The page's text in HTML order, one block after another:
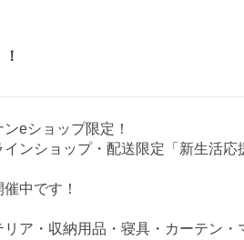
ンeショップ限定！
インショップ・配送限定「新生活応
催中です！
リア・収納用品・寝具・カーテン・